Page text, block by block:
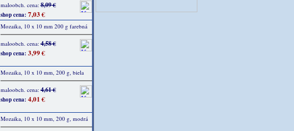
maloobch. cena:8,09 €
shop cena: 7,03 €
Mozaika, 10 x 10 mm 200 g farebná
maloobch. cena:4,58 €
shop cena: 3,99 €
Mozaika, 10 x 10 mm, 200 g, biela
maloobch. cena:4,61 €
shop cena: 4,01 €
Mozaika, 10 x 10 mm, 200 g, modrá